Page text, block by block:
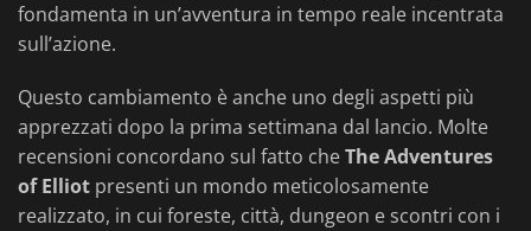
fondamenta in un’avventura in tempo reale incentrata
sull’azione.
Questo cambiamento è anche uno degli aspetti più
apprezzati dopo la prima settimana dal lancio. Molte
recensioni concordano sul fatto cheThe Adventures
of Elliot presenti un mondo meticolosamente
realizzato, in cui foreste, città, dungeon e scontri con i